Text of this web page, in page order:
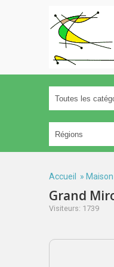
Accueil » Maison
Grand
Visiteurs: 1739